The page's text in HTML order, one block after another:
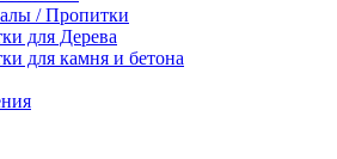
/ Пропитки
для Дерева
для камня и бетона